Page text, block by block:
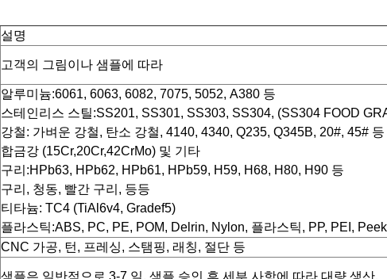
설명
고객의 그림이나 샘플에 따라
알루미늄:6061, 6063, 6082, 7075, 5052, A380 등
스테인리스 스틸:SS201, SS301, SS303, SS304, (SS304 FOOD
강철: 가벼운 강철, 탄소 강철, 4140, 4340, Q235, Q345B, 20#, 45# 등
합금강 (15Cr,20Cr,42CrMo) 및 기타
구리:HPb63, HPb62, HPb61, HPb59, H59, H68, H80, H90 등
구리, 청동, 빨간 구리, 등등
티타늄: TC4 (TiAl6v4, Gradef5)
플라스틱:ABS, PC, PE, POM, Delrin, Nylon, 플라스틱, PP, PEI,
CNC 가공, 턴, 프레싱, 스탬핑, 래칭, 절단 등
샘플은 일반적으로 3-7 일, 샘플 승인 후 세부 사항에 따라 대량 생산.